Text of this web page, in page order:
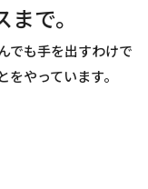
で。
でも手を出すわけで
をやっています。